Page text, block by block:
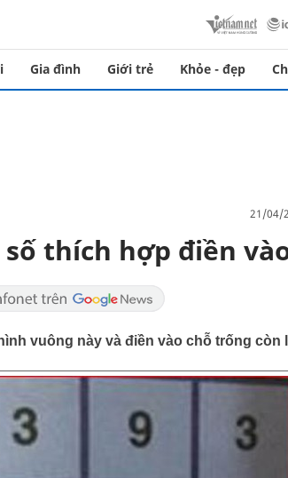
Gia đình Giới trẻ Khỏe - đẹp
21/04/
thích hợp điền
vuông này và điền vào chỗ trống còn